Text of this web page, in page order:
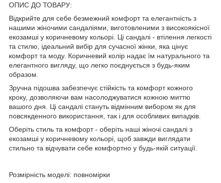
ОПИС ДО ТОВАРУ:
Відкрийте для себе безмежний комфорт та елегантність з
нашими жіночими сандаліями, виготовленими з високоякісної
екозамші у коричневому кольорі. Ці сандалі - втілення легкості
та стилю, ідеальний вибір для сучасної жінки, яка цінує
комфорт та моду. Коричневий колір надає їм натурального та
елегантного вигляду, що легко поєднується з будь-яким
образом.
Зручна підошва забезпечує стійкість та комфорт кожного
кроку, дозволяючи вам насолоджуватися кожною миттю
вашого дня. Ці сандалі стануть відмінним вибором як для
повсякденного використання, так і для особливих випадків.
Оберіть стиль та комфорт - оберіть наші жіночі сандалі з
екозамші у коричневому кольорі, щоб завжди виглядати
стильно та відчувати себе комфортно у будь-якій ситуації.
Розмірність моделі: повномірки